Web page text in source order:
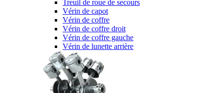
Treuil de roue de secours
Vérin de capot
Vérin de coffre
Vérin de coffre droit
Vérin de coffre gauche
Vérin de lunette arrière